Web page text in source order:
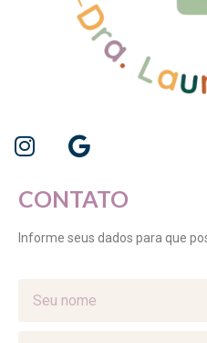
CONTATO
Informe seus dados para que